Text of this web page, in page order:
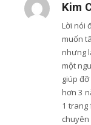
Kim
Lời nói
muốn
nhưng
một
giúp
hơn 3
1 trang